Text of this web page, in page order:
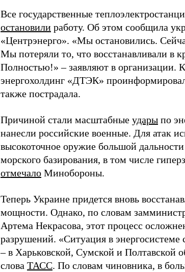
Все государственные
остановили работу. Об этом сообщила
«Центрэнерго». «Мы остановились.
Мы потеряли то, что восстанавливали в
Полностью!» – заявляют в организации.
энергохолдинг «ДТЭК»
также пострадала.
Причиной стали масштабные удары по
нанесли российские военные. Для атак
высокоточное оружие большой
морского базирования, в том числе
отмечало Минобороны.
Теперь Украине придется вновь
мощности. Однако, по словам
Артема Некрасова, этот процесс
разрушений. «Ситуация в
– в Харьковской, Сумской и Полтавской
слова ТАСС. По словам чиновника, в